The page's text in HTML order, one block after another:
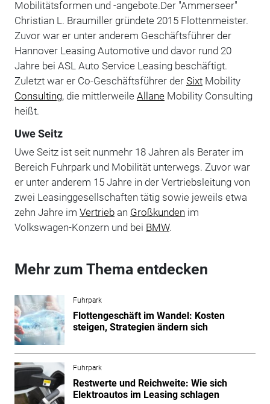
Mobilitätsformen und -angebote.Der "Ammerseer"
Christian L. Braumiller gründete 2015 Flottenmeister.
Zuvor war er unter anderem Geschäftsführer der
Hannover Leasing Automotive und davor rund 20
Jahre bei ASL Auto Service Leasing beschäftigt.
Zuletzt war er Co-Geschäftsführer der SixtMobility
Consulting, die mittlerweile AllaneMobility Consulting
heißt.
Uwe Seitz
Uwe Seitz ist seit nunmehr 18 Jahren als Berater im
Bereich Fuhrpark und Mobilität unterwegs. Zuvor war
er unter anderem 15 Jahre in der Vertriebsleitung von
zwei Leasinggesellschaften tätig sowie jeweils etwa
zehn Jahre im Vertrieban Großkunden im
Volkswagen-Konzern und bei BMW.
Mehr zum Thema entdecken
Fuhrpark
Flottengeschäft im Wandel: Kosten
steigen, Strategien ändern sich
Fuhrpark
Restwerte und Reichweite: Wie sich
Elektroautos im Leasing schlagen